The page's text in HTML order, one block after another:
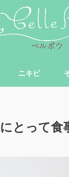
ニキビ
とって食